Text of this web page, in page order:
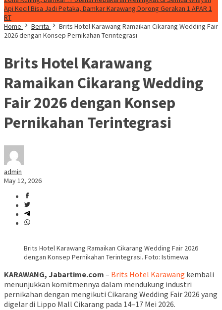
Api Kecil Bisa Jadi Petaka, Damkar Karawang Dorong Gerakan 1 APAR 1
RT
Home
Berita
Brits Hotel Karawang Ramaikan Cikarang Wedding Fair
2026 dengan Konsep Pernikahan Terintegrasi
Brits Hotel Karawang
Ramaikan Cikarang Wedding
Fair 2026 dengan Konsep
Pernikahan Terintegrasi
admin
May 12, 2026
Brits Hotel Karawang Ramaikan Cikarang Wedding Fair 2026
dengan Konsep Pernikahan Terintegrasi. Foto: Istimewa
KARAWANG, Jabartime.com – Brits Hotel Karawang kembali
menunjukkan komitmennya dalam mendukung industri
pernikahan dengan mengikuti Cikarang Wedding Fair 2026 yang
digelar di Lippo Mall Cikarang pada 14–17 Mei 2026.